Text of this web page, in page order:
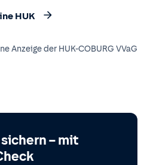
HUK
Anzeige der HUK-COBURG VVaG
– mit